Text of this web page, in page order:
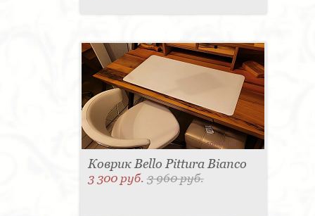
Коврик Bello Pittura Bianco
3 300 руб.3 960 руб.